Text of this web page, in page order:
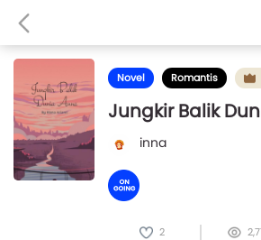
Novel Romantis
Jungkir Balik
inna
2